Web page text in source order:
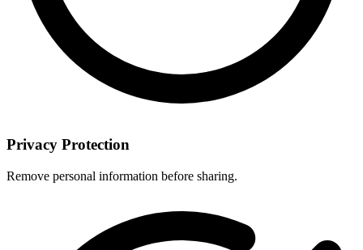
Privacy Protection
Remove personal information before sharing.